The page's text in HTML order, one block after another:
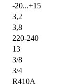
-20...+15
3,2
3,8
220-240
13
3/8
3/4
R410A